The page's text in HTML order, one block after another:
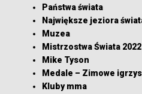
Państwa świata
Największe jeziora
Muzea
Mistrzostwa Świata 2022
Mike Tyson
Medale – Zimowe
Kluby mma